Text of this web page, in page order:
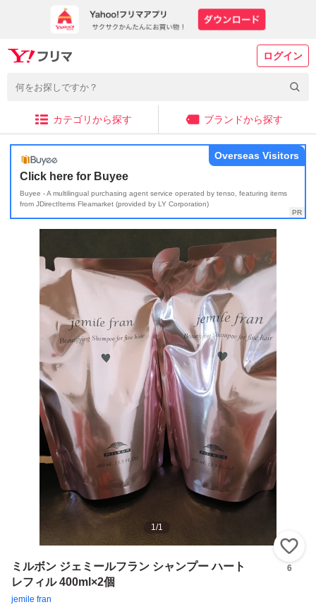
ログイン
カテゴリから探す ブランドから探す
Click here for Buyee
Buyee - A multilingual purchasing agent service operated by tenso, featuring items
from JDirectItems Fleamarket (provided by LY Corporation)
Overseas Visitors
1/1
ミルボン ジェミールフラン シャンプー ハート
レフィル 400ml×2個
jemile fran
6